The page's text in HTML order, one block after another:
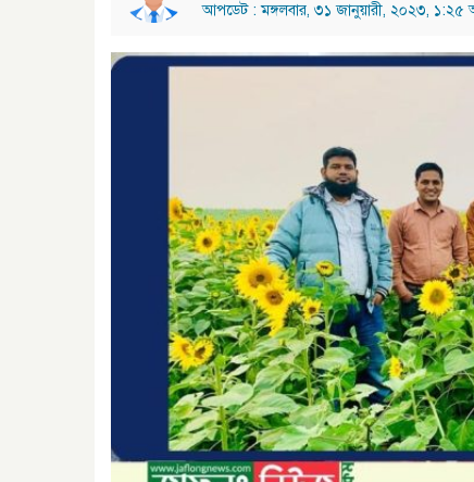
আপডেট : মঙ্গলবার, ৩১ জানুয়ারী, ২০২৩, ১:২৫